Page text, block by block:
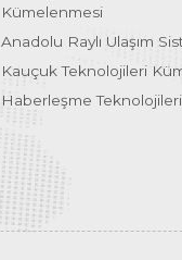
Kümelenmesi
Anadolu Raylı Ulaşım
Kauçuk Teknolojileri
Haberleşme